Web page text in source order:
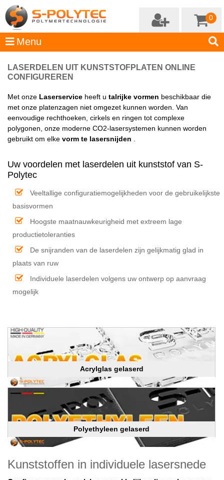
0
LASERDELEN UIT KUNSTSTOFPLATEN ONLINE
CONFIGUREREN
Met onze Laserservice heeft u talrijke vormen beschikbaar die
met onze platenzagen niet omgezet kunnen worden. Van
eenvoudige rechthoeken, cirkels en ringen tot complexe
polygonen, onze moderne CO2-lasersystemen kunnen worden
gebruikt om elke vorm te lasersnijden
Uw voordelen met laserdelen uit kunststof van S-
Polytec
Veeltallige configuratiemogelijkheden voor de gebruikelijkste
basisvormen
Hoogste maatnauwkeurigheid met extreem lage
productietoleranties
De snijranden van de laserdelen zijn gelijkmatig glad in
plaats van ruw
Individuele laserdelen volgens uw ontwerp op aanvraag
mogelijk
Acrylglas gelaserd
Polyethyleen gelaserd
Kunststoffen in individuele lasersnede